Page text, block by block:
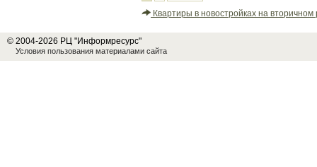
Квартиры в новостройках на вторичном
© 2004-2026 РЦ "Информресурс"
Условия пользования материалами сайта